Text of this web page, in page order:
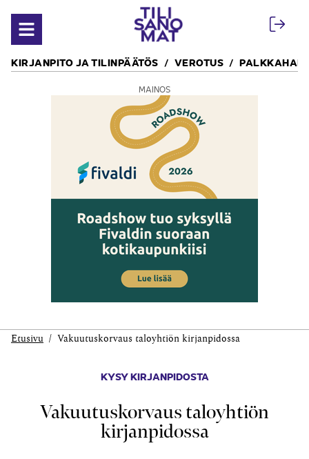
Avaa valikko
KIRJANPITO JA TILINPÄÄTÖS VEROTUS
MAINOS
Etusivu Vakuutuskorvaus taloyhtiön kirjanpidossa
KYSY KIRJANPIDOSTA
Vakuutuskorvaus taloyhtiön
kirjanpidossa